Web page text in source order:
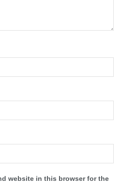
website in this browser for the